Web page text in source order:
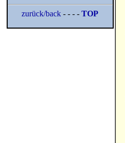
zurück/back - - - -TOP